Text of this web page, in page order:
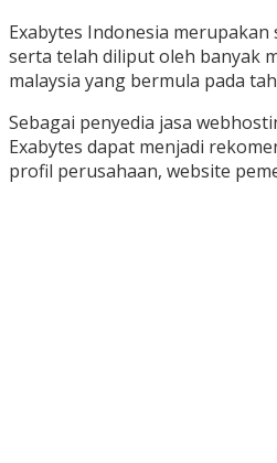
Exabytes Indonesia
serta telah diliput oleh banyak
malaysia yang bermula pada
Sebagai penyedia jasa
Exabytes dapat menjadi
profil perusahaan, website